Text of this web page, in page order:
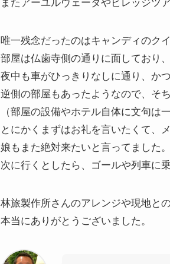
唯一残念だったのはキャンディのク
部屋は仏歯寺側の通りに面しており
夜中も車がひっきりなしに通り、か
逆側の部屋もあったようなので、そ
（部屋の設備やホテル自体に文句は
とにかくまずはお礼を言いたくて、
娘もまた絶対来たいと言ってました。
次に行くとしたら、ゴールや列車に
林旅製作所さんのアレンジや現地と
本当にありがとうございました。